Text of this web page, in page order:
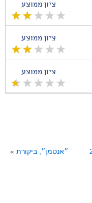
ציון ממוצע
ציון ממוצע
ציון ממוצע
״אנטמן״, ביקורת »